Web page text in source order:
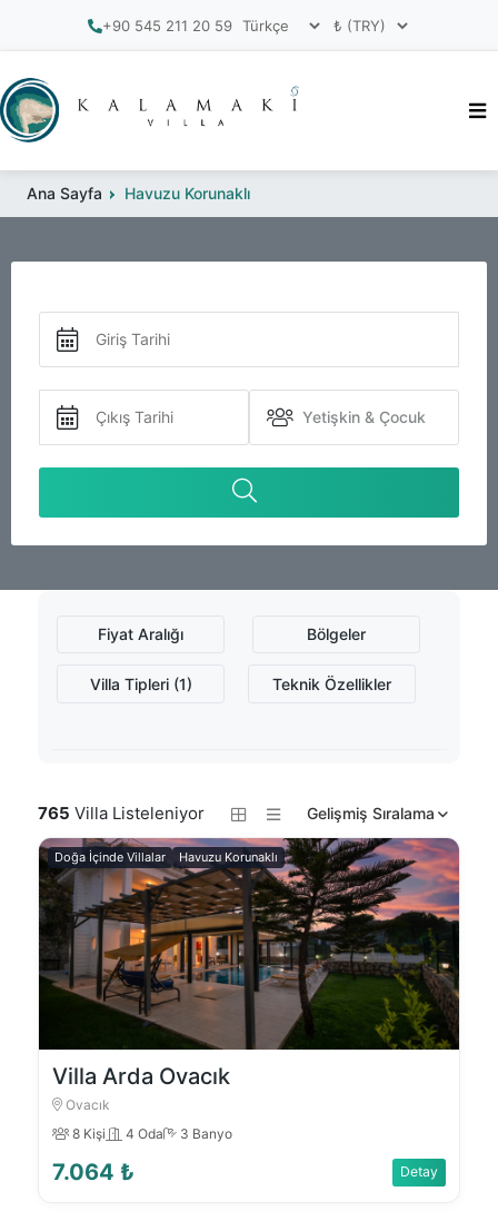
+90 545 211 20 59
Ana Sayfa Havuzu Korunaklı
Yetişkin & Çocuk
Fiyat Aralığı Bölgeler
Villa Tipleri (1) Teknik Özellikler
765 Villa Listeleniyor Gelişmiş Sıralama
Doğa İçinde Villalar Havuzu Korunaklı
Villa Arda Ovacık
Ovacık
8 Kişi
4 Oda 3 Banyo
7.064 ₺ Detay